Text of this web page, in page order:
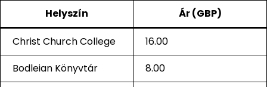
Helyszín Ár (GBP)
Christ Church College
16.00
Bodleian Könyvtár
8.00